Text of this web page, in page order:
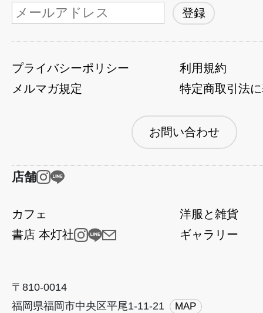
プライバシーポリシー
利用規約
メルマガ規定
特定商取引法
お問い合わせ
店舗
カフェ
洋服と雑貨
書店 本灯社
ギャラリー
〒810-0014
福岡県福岡市中央区平尾1-11-21
MAP